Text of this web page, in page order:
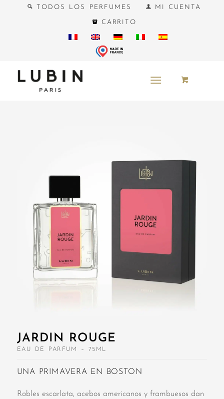
TODOS LOS PERFUMES MI CUENTA
CARRITO
JARDIN ROUGE
EAU DE PARFUM – 75ML
UNA PRIMAVERA EN BOSTON
Robles escarlata, acebos americanos y frambuesos dan